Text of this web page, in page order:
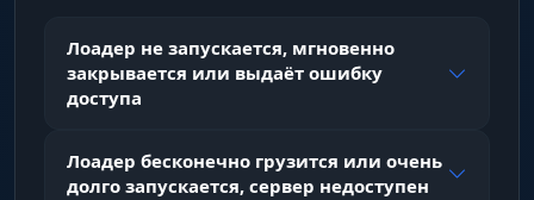
Контейнеры
зная, где лежат сокровища.
Лоадер не запускается, мгновенно
закрывается или выдаёт ошибку
доступа
Лоадер бесконечно грузится или очень
долго запускается, сервер недоступен